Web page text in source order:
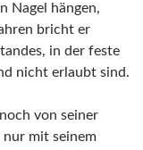
Nagel hängen,
bricht er
in der feste
nicht erlaubt sind.
von seiner
nur mit seinem